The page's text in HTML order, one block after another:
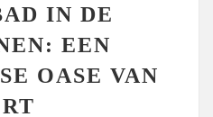
IN DE
EEN
OASE VAN